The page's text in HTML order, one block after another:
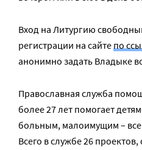
Вход на Литургию
регистрации на сайтепо
анонимно задать Владыке
Православная служба
более 27 лет помогает
больным, малоимущим –
Всего в службе 26